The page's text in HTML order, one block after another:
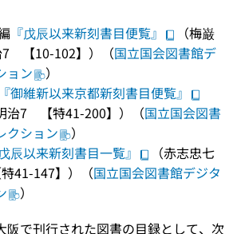
『戊辰以来新刻書目便覧』
（梅巌
【10-102】）（国立国会図書館デ
ョン
）
『御維新以来京都新刻書目便覧』
治7 【特41-200】）（国立国会図書
クション
）
戊辰以来新刻書目一覧』
（赤志忠七
147】）（国立国会図書館デジタ
）
阪で刊行された図書の目録として、次